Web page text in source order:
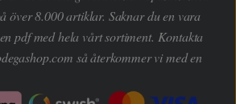
över 8.000 artiklar. Saknar du en vara
pdf med hela vårt sortiment. Kontakta
så återkommer vi med en